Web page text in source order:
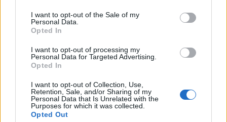
I want to opt-out of the Sale of my
Personal Data.
Opted In
I want to opt-out of processing my
Personal Data for Targeted Advertising.
Opted In
I want to opt-out of Collection, Use,
Retention, Sale, and/or Sharing of my
Personal Data that Is Unrelated with the
Purposes for which it was collected.
Opted Out
Portfolio.hu teljes cikkarchívum
Kötéslisták: BÉT elmúlt 2 év napon belüli
kötéslistái
MÁR ELŐFIZETŐNK VAGY?BEJELENTKEZÉS